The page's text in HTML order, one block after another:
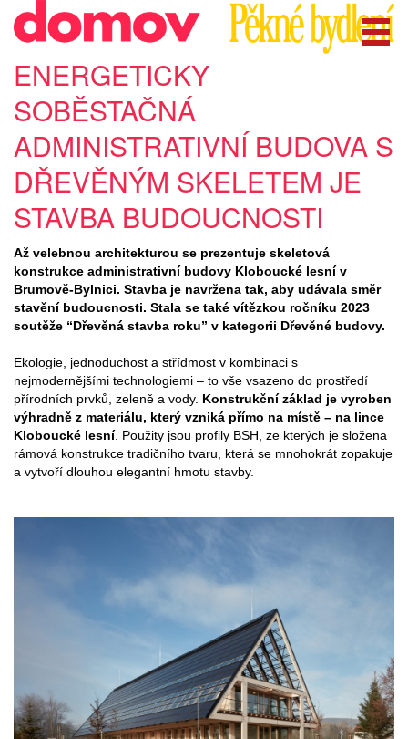
ENERGETICKY
SOBĚSTAČNÁ
ADMINISTRATIVNÍ BUDOVA S
DŘEVĚNÝM SKELETEM JE
STAVBA BUDOUCNOSTI
Až velebnou architekturou se prezentuje skeletová
konstrukce administrativní budovy Kloboucké lesní v
Brumově-Bylnici. Stavba je navržena tak, aby udávala směr
stavění budoucnosti. Stala se také vítězkou ročníku 2023
soutěže “Dřevěná stavba roku” v kategorii Dřevěné budovy.
Ekologie, jednoduchost a střídmost v kombinaci s
nejmodernějšími technologiemi – to vše vsazeno do prostředí
přírodních prvků, zeleně a vody. Konstrukční základ je vyroben
výhradně z materiálu, který vzniká přímo na místě – na lince
Kloboucké lesní. Použity jsou profily BSH, ze kterých je složena
rámová konstrukce tradičního tvaru, která se mnohokrát zopakuje
a vytvoří dlouhou elegantní hmotu stavby.